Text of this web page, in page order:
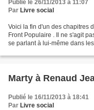
Publié le 26/11/2013 à 11:07
Par Livre social
Voici la fin d'un des chapitres
Front Populaire . Il ne s'agit
se parlant à lui-même dans
Marty à Renaud
Publié le 16/11/2013 à 18:41
Par Livre social